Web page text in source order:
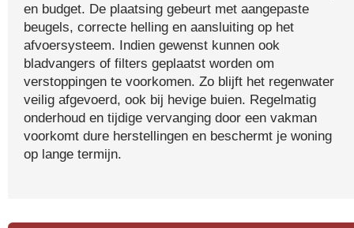
en budget. De plaatsing gebeurt met aangepaste
beugels, correcte helling en aansluiting op het
afvoersysteem. Indien gewenst kunnen ook
bladvangers of filters geplaatst worden om
verstoppingen te voorkomen. Zo blijft het regenwater
veilig afgevoerd, ook bij hevige buien. Regelmatig
onderhoud en tijdige vervanging door een vakman
voorkomt dure herstellingen en beschermt je woning
op lange termijn.